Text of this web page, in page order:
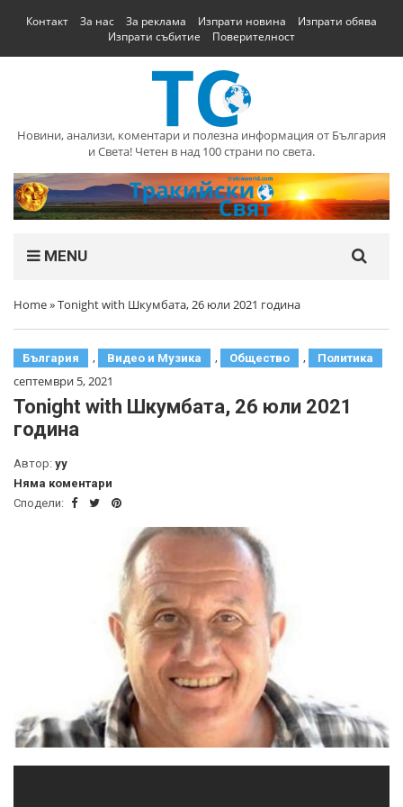
Контакт За нас За реклама Изпрати новина
Изпрати обява
Изпрати събитие
Поверителност
Новини, анализи, коментари и полезна информация от България
и Света! Четен в над 100 страни по света.
MENU
Home»Tonight with Шкумбата, 26 юли 2021 година
България , Видео и Музика , Общество , Политика
септември 5, 2021
Tonight with Шкумбата, 26 юли 2021
година
Автор: yy
Няма коментари
Сподели: